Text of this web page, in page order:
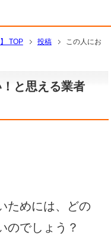
TOP 投稿
この人にお
と思える業者
ためには、どの
のでしょう？